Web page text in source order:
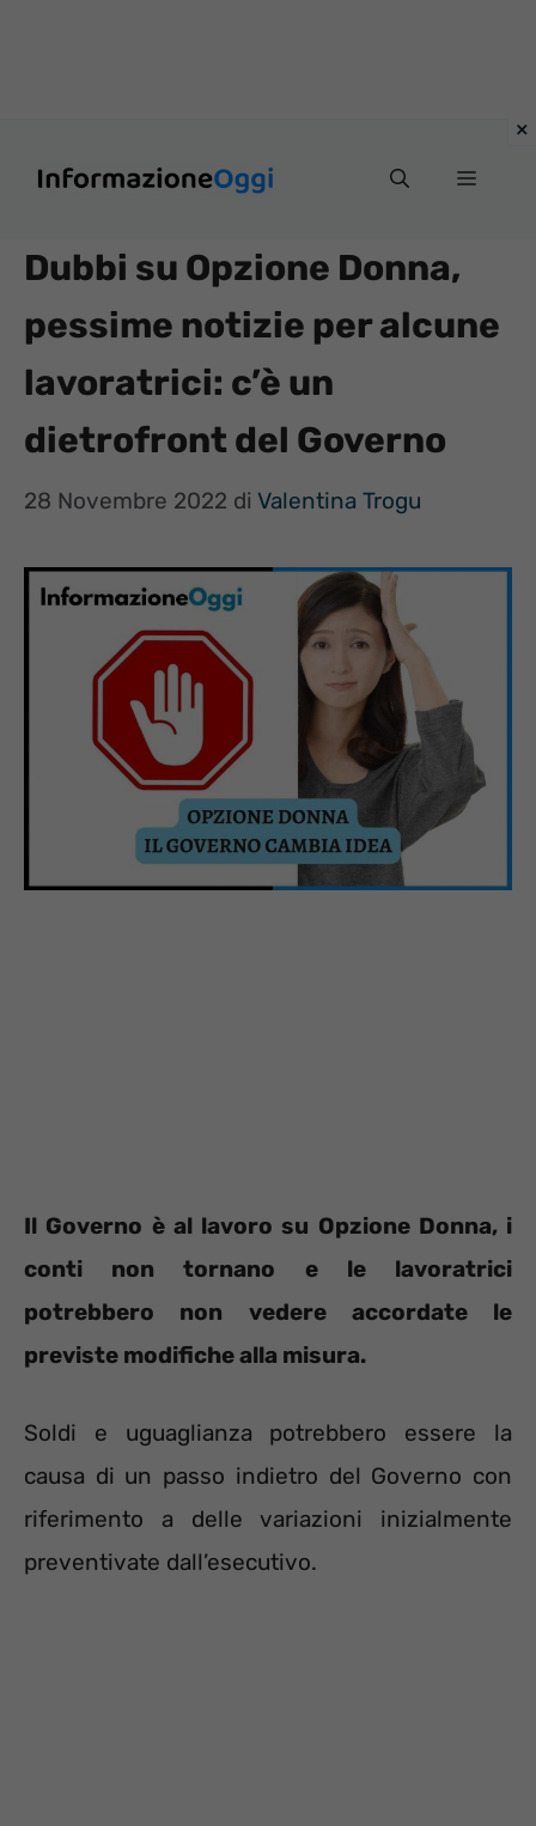
Menu
Dubbi su Opzione Donna,
pessime notizie per alcune
lavoratrici: c’è un
dietrofront del Governo
28 Novembre 2022 di Valentina Trogu
Il Governo è al lavoro su Opzione Donna, i
conti non tornano e le lavoratrici
potrebbero non vedere accordate le
previste modifiche alla misura.
Soldi e uguaglianza potrebbero essere la
causa di un passo indietro del Governo con
riferimento a delle variazioni inizialmente
preventivate dall’esecutivo.